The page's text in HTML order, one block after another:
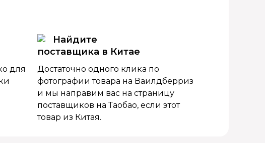
для
Найдите
поставщика в Китае
Достаточно одного клика по
фотографии товара на Ваилдберриз
и мы направим вас на страницу
поставщиков на Таобао, если этот
товар из Китая.